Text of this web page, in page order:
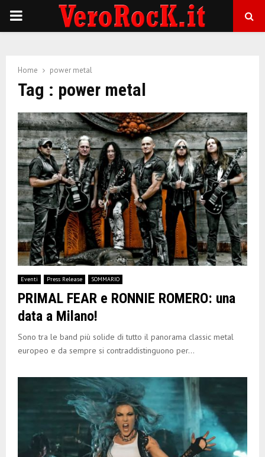
P
M
A
R
Y
M
N
U
Home power metal
Tag : power metal
Eventi Press Release SOMMARIO
PRIMAL FEAR e RONNIE ROMERO: una
data a Milano!
Sono tra le band più solide di tutto il panorama classic metal
europeo e da sempre si contraddistinguono per...